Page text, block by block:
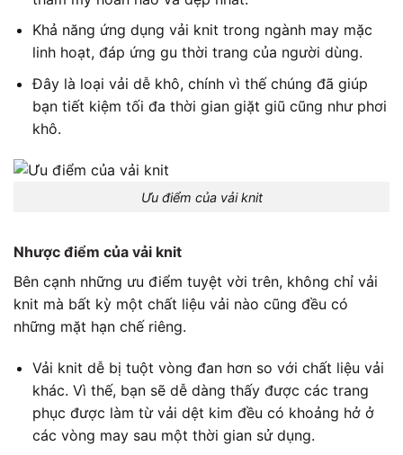
Khả năng ứng dụng vải knit trong ngành may mặc
linh hoạt, đáp ứng gu thời trang của người dùng.
Đây là loại vải dễ khô, chính vì thế chúng đã giúp
bạn tiết kiệm tối đa thời gian giặt giũ cũng như phơi
khô.
Ưu điểm của vải knit
Nhược điểm của vải knit
Bên cạnh những ưu điểm tuyệt vời trên, không chỉ vải
knit mà bất kỳ một chất liệu vải nào cũng đều có
những mặt hạn chế riêng.
Vải knit dễ bị tuột vòng đan hơn so với chất liệu vải
khác. Vì thế, bạn sẽ dễ dàng thấy được các trang
phục được làm từ vải dệt kim đều có khoảng hở ở
các vòng may sau một thời gian sử dụng.